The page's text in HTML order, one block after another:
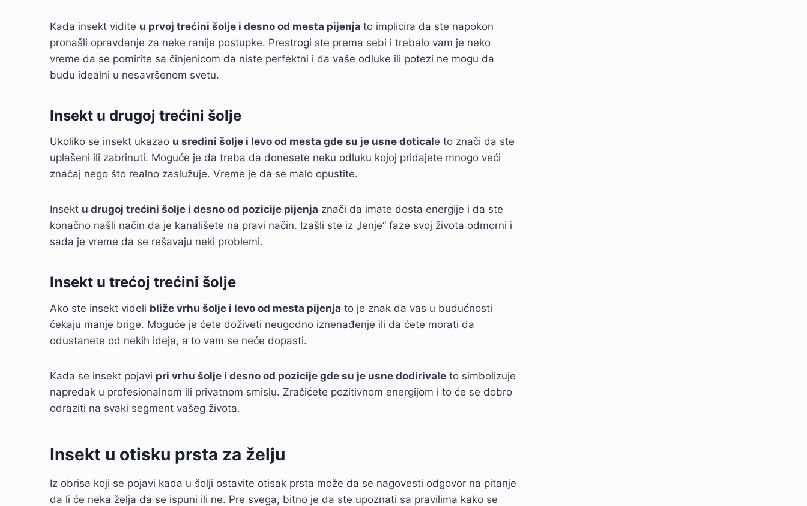
Kada insekt vidite u prvoj trećini šolje i desno od mesta pijenja to implicira da ste napokon
pronašli opravdanje za neke ranije postupke. Prestrogi ste prema sebi i trebalo vam je neko
vreme da se pomirite sa činjenicom da niste perfektni i da vaše odluke ili potezi ne mogu da
budu idealni u nesavršenom svetu.
Insekt u drugoj trećini šolje
Ukoliko se insekt ukazao u sredini šolje i levo od mesta gde su je usne doticale to znači da ste
uplašeni ili zabrinuti. Moguće je da treba da donesete neku odluku kojoj pridajete mnogo veći
značaj nego što realno zaslužuje. Vreme je da se malo opustite.
Insekt u drugoj trećini šolje i desno od pozicije pijenja znači da imate dosta energije i da ste
konačno našli način da je kanališete na pravi način. Izašli ste iz „lenje“ faze svoj života odmorni i
sada je vreme da se rešavaju neki problemi.
Insekt u trećoj trećini šolje
Ako ste insekt videli bliže vrhu šolje i levo od mesta pijenja to je znak da vas u budućnosti
čekaju manje brige. Moguće je ćete doživeti neugodno iznenađenje ili da ćete morati da
odustanete od nekih ideja, a to vam se neće dopasti.
Kada se insekt pojavi pri vrhu šolje i desno od pozicije gde su je usne dodirivale to simbolizuje
napredak u profesionalnom ili privatnom smislu. Zračićete pozitivnom energijom i to će se dobro
odraziti na svaki segment vašeg života.
Insekt u otisku prsta za želju
Iz obrisa koji se pojavi kada u šolji ostavite otisak prsta može da se nagovesti odgovor na pitanje
da li će neka želja da se ispuni ili ne. Pre svega, bitno je da ste upoznati sa pravilima kako se